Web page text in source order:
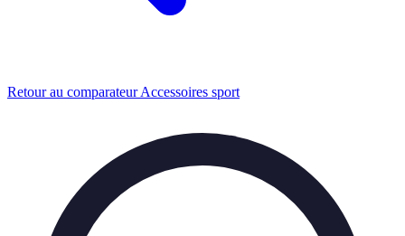
Retour au comparateur Accessoires sport